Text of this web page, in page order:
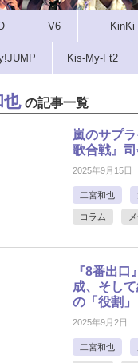
V6 KinKi
Kis-My-Ft2
也 の記事一覧
嵐のサプ
歌合戦』
2025年9月15日
二宮和也
コラム
『8番出
成、そし
の「役割」
2025年9月2日
二宮和也